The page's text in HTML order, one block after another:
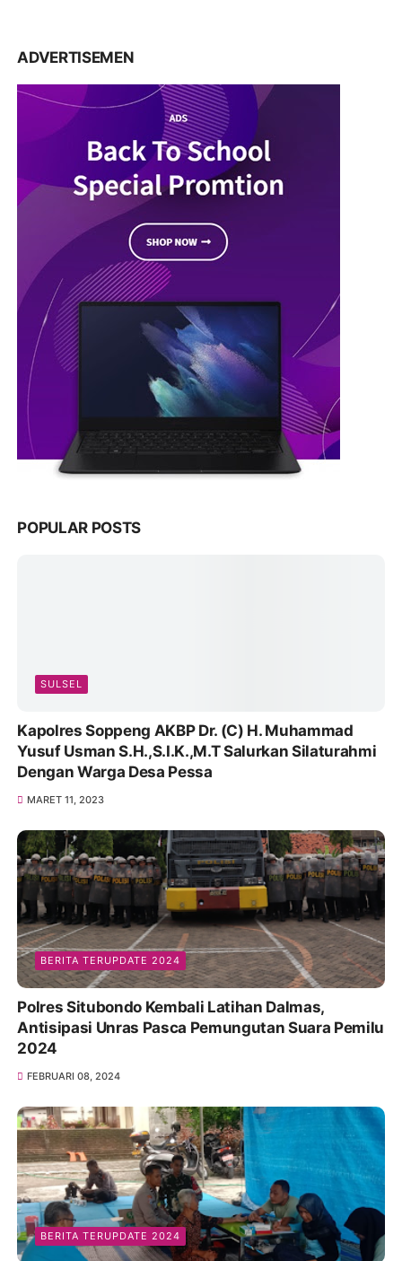
ADVERTISEMEN
POPULAR POSTS
SULSEL
Kapolres Soppeng AKBP Dr. (C) H. Muhammad
Yusuf Usman S.H.,S.I.K.,M.T Salurkan Silaturahmi
Dengan Warga Desa Pessa
MARET 11, 2023
BERITA TERUPDATE 2024
Polres Situbondo Kembali Latihan Dalmas,
Antisipasi Unras Pasca Pemungutan Suara Pemilu
2024
FEBRUARI 08, 2024
BERITA TERUPDATE 2024